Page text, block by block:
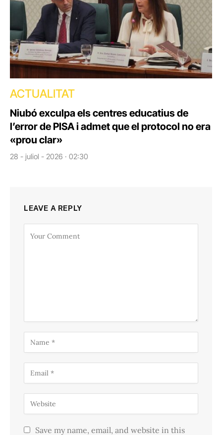
ACTUALITAT
Niubó exculpa els centres educatius de
l’error de PISA i admet que el protocol no era
«prou clar»
28 - juliol - 2026 · 02:30
LEAVE A REPLY
Save my name, email, and website in this